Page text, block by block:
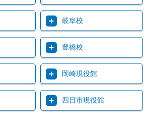
岐阜校
豊橋校
岡崎現役館
四日市現役館